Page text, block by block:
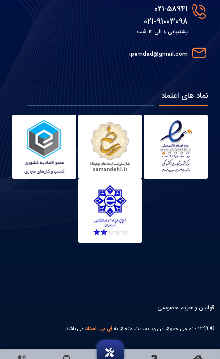
021-58941
021-91003098
پشتیبانی 8 الی 12 شب
ipemdad@gmail.com
نماد های اعتماد
© 1399 - تمامی حقوق این وب سایت متعلق به آی پی امدادمی باشد.
قوانین و حریم خصوصی